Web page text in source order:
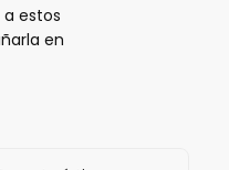
estos
en
para